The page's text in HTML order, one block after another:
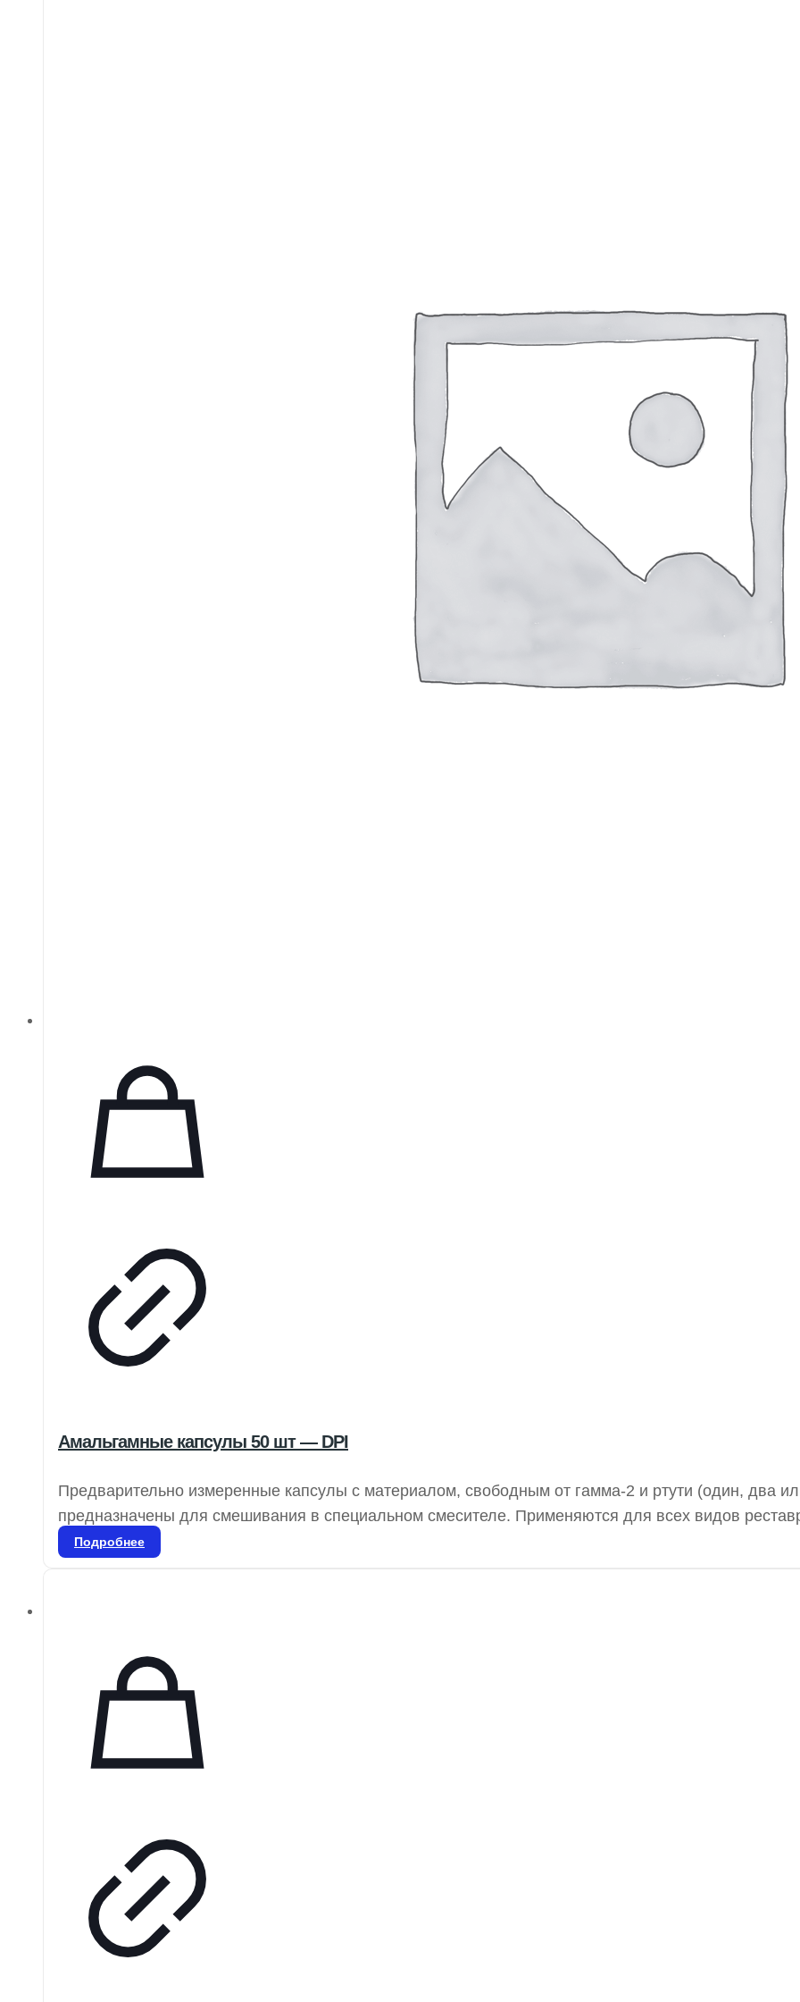
Амальгамные капсулы 50 шт — DPI
Предварительно измеренные капсулы с материалом, свободным от гамма-2 и ртути (один, два
предназначены для смешивания в специальном смесителе. Применяются для всех видов
боковых зубов и ситуаций, где эстетика не является приоритетной. Удобны в использовании
Подробнее